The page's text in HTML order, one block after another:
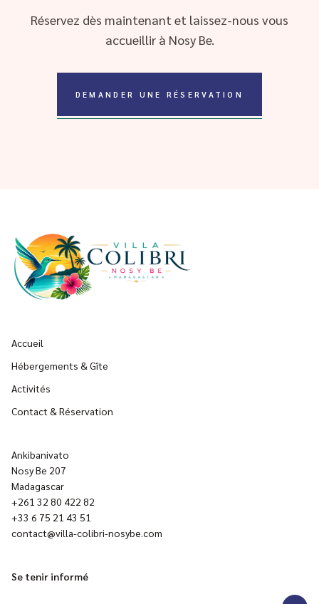
Réservez dès maintenant et laissez-nous vous
accueillir à Nosy Be.
DEMANDER UNE RÉSERVATION
Accueil
Hébergements & Gîte
Activités
Contact & Réservation
Ankibanivato
Nosy Be 207
Madagascar
+261 32 80 422 82
+33 6 75 21 43 51
contact@villa-colibri-nosybe.com
Se tenir informé